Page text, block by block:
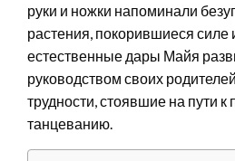
руки и ножки напоминали
растения, покорившиеся силе
естественные дары Майя
руководством своих
трудности, стоявшие на пути
танцеванию.